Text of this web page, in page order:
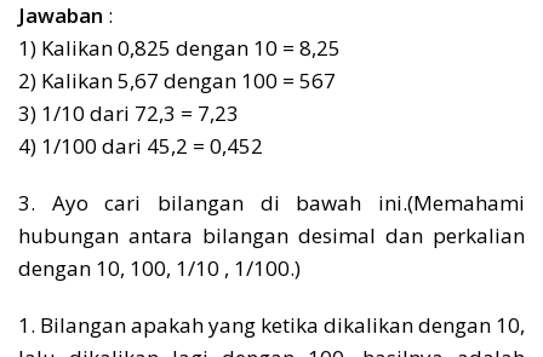
Jawaban :
1) Kalikan 0,825 dengan 10 = 8,25
2) Kalikan 5,67 dengan 100 = 567
3) 1/10 dari 72,3 = 7,23
4) 1/100 dari 45,2 = 0,452
3. Ayo cari bilangan di bawah ini.(Memahami
hubungan antara bilangan desimal dan perkalian
dengan 10, 100, 1/10 , 1/100.)
1. Bilangan apakah yang ketika dikalikan dengan 10,